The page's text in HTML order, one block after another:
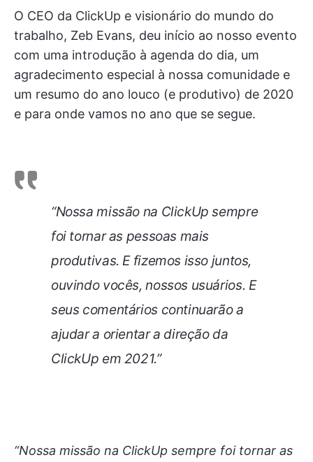
O CEO da ClickUp e visionário do mundo do
trabalho, Zeb Evans, deu início ao nosso evento
com uma introdução à agenda do dia, um
agradecimento especial à nossa comunidade e
um resumo do ano louco (e produtivo) de 2020
e para onde vamos no ano que se segue.
“Nossa missão na ClickUp sempre
foi tornar as pessoas mais
produtivas. E fizemos isso juntos,
ouvindo vocês, nossos usuários. E
seus comentários continuarão a
ajudar a orientar a direção da
ClickUp em 2021.”
“Nossa missão na ClickUp sempre foi tornar as